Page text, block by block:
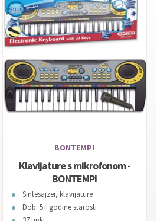
BONTEMPI
Klavijature s mikrofonom -
BONTEMPI
Sintesajzer, klavijature
Dob: 5+ godine starosti